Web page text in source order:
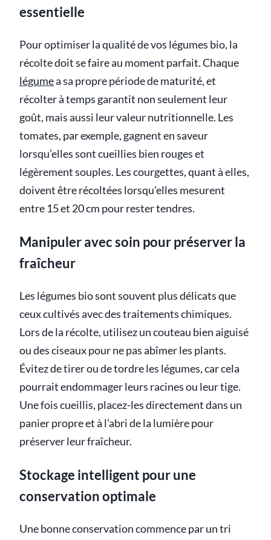
essentielle
Pour optimiser la qualité de vos légumes bio, la
récolte doit se faire au moment parfait. Chaque
légumea sa propre période de maturité, et
récolter à temps garantit non seulement leur
goût, mais aussi leur valeur nutritionnelle. Les
tomates, par exemple, gagnent en saveur
lorsqu’elles sont cueillies bien rouges et
légèrement souples. Les courgettes, quant à elles,
doivent être récoltées lorsqu’elles mesurent
entre 15 et 20 cm pour rester tendres.
Manipuler avec soin pour préserver la
fraîcheur
Les légumes bio sont souvent plus délicats que
ceux cultivés avec des traitements chimiques.
Lors de la récolte, utilisez un couteau bien aiguisé
ou des ciseaux pour ne pas abîmer les plants.
Évitez de tirer ou de tordre les légumes, car cela
pourrait endommager leurs racines ou leur tige.
Une fois cueillis, placez-les directement dans un
panier propre et à l’abri de la lumière pour
préserver leur fraîcheur.
Stockage intelligent pour une
conservation optimale
Une bonne conservation commence par un tri